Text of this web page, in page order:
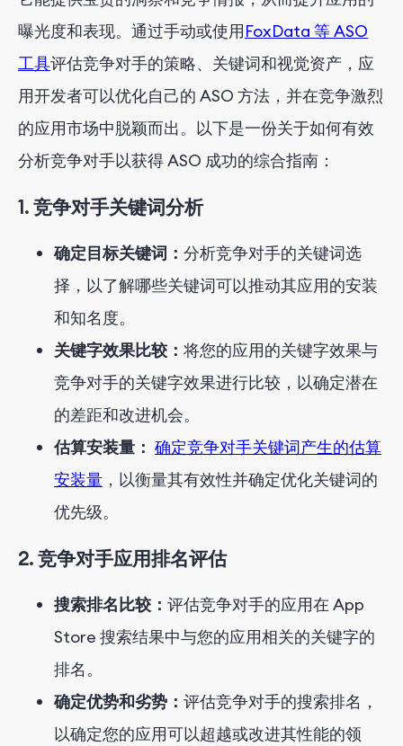
曝光度和表现。通过手动或使用FoxData 等 ASO
工具评估竞争对手的策略、关键词和视觉资产，应
用开发者可以优化自己的 ASO 方法，并在竞争激烈
的应用市场中脱颖而出。以下是一份关于如何有效
分析竞争对手以获得 ASO 成功的综合指南：
1. 竞争对手关键词分析
确定目标关键词： 分析竞争对手的关键词选
择，以了解哪些关键词可以推动其应用的安装
和知名度。
关键字效果比较： 将您的应用的关键字效果与
竞争对手的关键字效果进行比较，以确定潜在
的差距和改进机会。
估算安装量： 确定竞争对手关键词产生的估算
安装量 ，以衡量其有效性并确定优化关键词的
优先级。
2. 竞争对手应用排名评估
搜索排名比较： 评估竞争对手的应用在 App
Store 搜索结果中与您的应用相关的关键字的
排名。
确定优势和劣势： 评估竞争对手的搜索排名，
以确定您的应用可以超越或改进其性能的领